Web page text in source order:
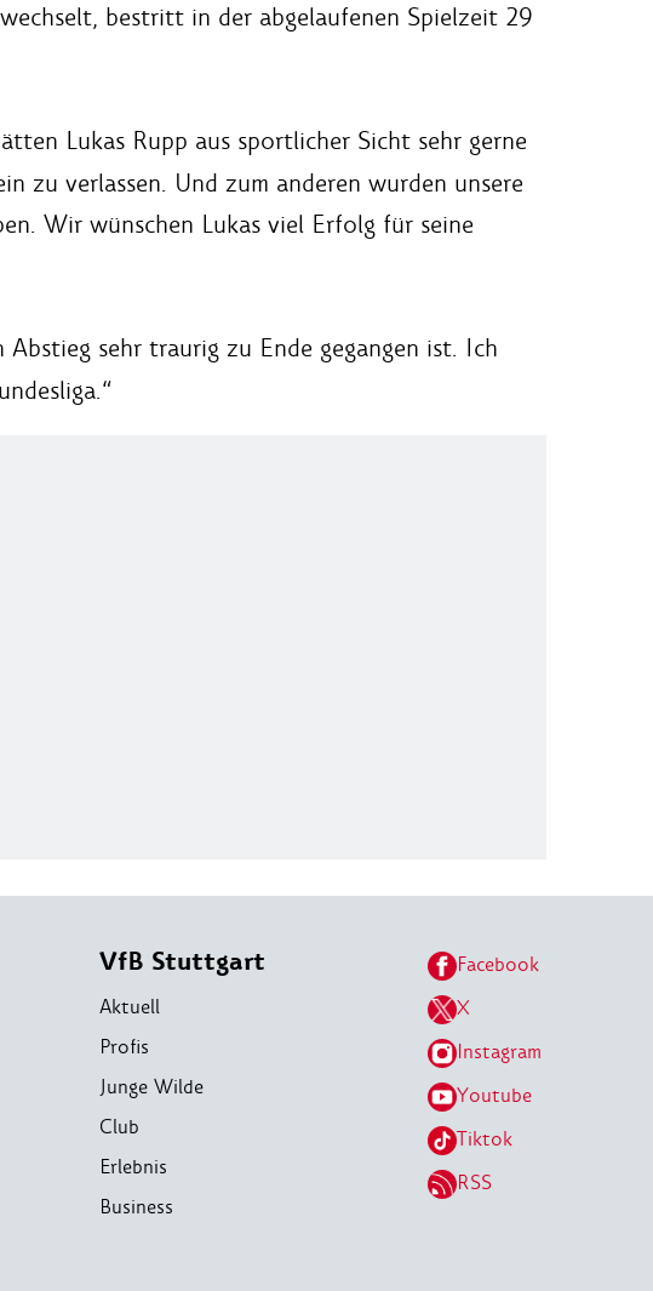
bestritt in der abgelaufenen Spielzeit 29
Lukas Rupp aus sportlicher Sicht sehr gerne
zu verlassen. Und zum anderen wurden unsere
Wir wünschen Lukas viel Erfolg für seine
sehr traurig zu Ende gegangen ist. Ich
VfB Stuttgart
Aktuell
Profis
Junge Wilde
Club
Erlebnis
Business
Facebook
X
Instagram
Youtube
Tiktok
RSS